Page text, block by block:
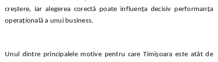
creștere, iar alegerea corectă poate influența decisiv performanța
operațională a unui business.
Unul dintre principalele motive pentru care Timișoara este atât de